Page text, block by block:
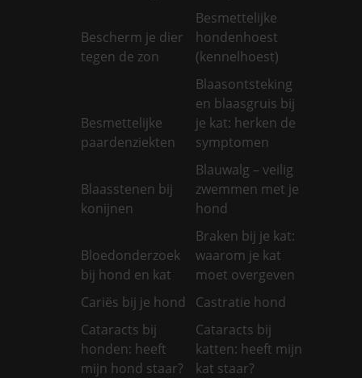
Bescherm je dier
tegen de zon
Besmettelijke
hondenhoest
(kennelhoest)
Besmettelijke
paardenziekten
Blaasontsteking
en blaasgruis bij
je kat: herken de
symptomen
Blaasstenen bij
konijnen
Blauwalg – veilig
zwemmen met je
hond
Bloedonderzoek
bij hond en kat
Braken bij je kat:
waarom je kat
moet overgeven
Cariës bij je hond
Castratie hond
Cataracts bij
honden: heeft
mijn hond staar?
Cataracts bij
katten: heeft mijn
kat staar?